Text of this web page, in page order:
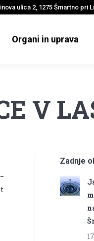
ulica 2, 1275 Šmartno pri
Organi in uprava
V
Zadnje